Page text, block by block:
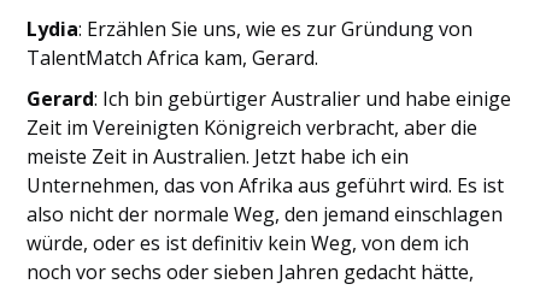
Lydia: Erzählen Sie uns, wie es zur Gründung von
TalentMatch Africa kam, Gerard.
Gerard: Ich bin gebürtiger Australier und habe einige
Zeit im Vereinigten Königreich verbracht, aber die
meiste Zeit in Australien. Jetzt habe ich ein
Unternehmen, das von Afrika aus geführt wird. Es ist
also nicht der normale Weg, den jemand einschlagen
würde, oder es ist definitiv kein Weg, von dem ich
noch vor sechs oder sieben Jahren gedacht hätte,